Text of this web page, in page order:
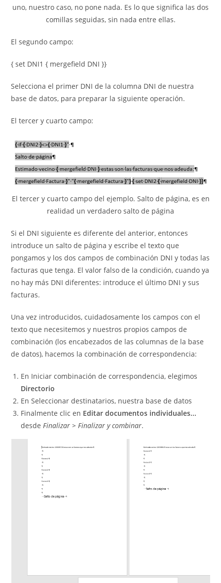
uno, nuestro caso, no pone nada. Es lo que significa las dos
comillas seguidas, sin nada entre ellas.
El segundo campo:
{ set DNI1 { mergefield DNI }}
Selecciona el primer DNI de la columna DNI de nuestra
base de datos, para preparar la siguiente operación.
El tercer y cuarto campo:
El tercer y cuarto campo del ejemplo. Salto de página, es en
realidad un verdadero salto de página
Si el DNI siguiente es diferente del anterior, entonces
introduce un salto de página y escribe el texto que
pongamos y los dos campos de combinación DNI y todas las
facturas que tenga. El valor falso de la condición, cuando ya
no hay más DNI diferentes: introduce el último DNI y sus
facturas.
Una vez introducidos, cuidadosamente los campos con el
texto que necesitemos y nuestros propios campos de
combinación (los encabezados de las columnas de la base
de datos), hacemos la combinación de correspondencia:
En Iniciar combinación de correspondencia, elegimos
Directorio
En Seleccionar destinatarios, nuestra base de datos
Finalmente clic en Editar documentos individuales...
desdeFinalizar > Finalizar y combinar.